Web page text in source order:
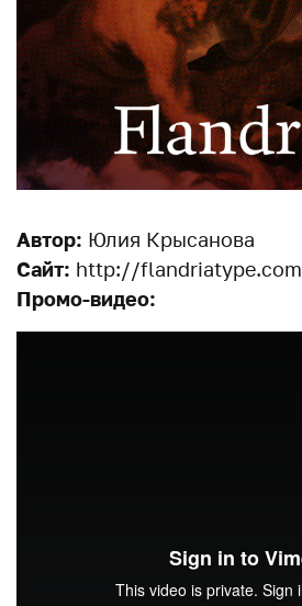
Автор: Юлия Крысанова
Сайт: http://flandriatype.com
Промо-видео: